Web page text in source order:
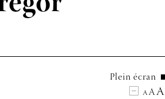
Plein écran
AAA